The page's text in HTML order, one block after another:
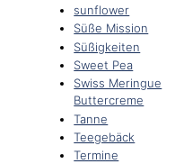
sunflower
Süße Mission
Süßigkeiten
Sweet Pea
Swiss Meringue
Buttercreme
Tanne
Teegebäck
Termine